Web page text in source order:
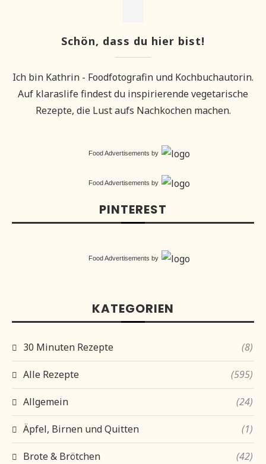
Schön, dass du hier bist!
Ich bin Kathrin - Foodfotografin und Kochbuchautorin.
Auf klaraslife findest du inspirierende vegetarische
Rezepte, die Lust aufs Nachkochen machen.
Food Advertisements by
Food Advertisements by
PINTEREST
Food Advertisements by
KATEGORIEN
30 Minuten Rezepte (8)
Alle Rezepte (595)
Allgemein (24)
Äpfel, Birnen und Quitten (1)
Brote & Brötchen (42)